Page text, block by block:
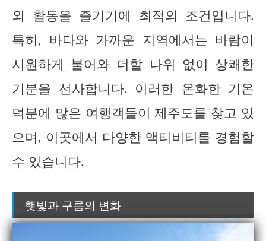
외 활동을 즐기기에 최적의 조건입니다.
특히, 바다와 가까운 지역에서는 바람이
시원하게 불어와 더할 나위 없이 상쾌한
기분을 선사합니다. 이러한 온화한 기온
덕분에 많은 여행객들이 제주도를 찾고 있
으며, 이곳에서 다양한 액티비티를 경험할
수 있습니다.
햇빛과 구름의 변화